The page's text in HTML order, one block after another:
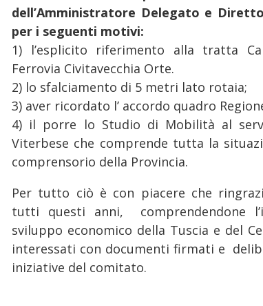
dell’Amministratore Delegato e
per i seguenti motivi:
1) l’esplicito riferimento alla tratta
Ferrovia Civitavecchia Orte.
2) lo sfalciamento di 5 metri lato rotaia;
3) aver ricordato l’ accordo quadro
4) il porre lo Studio di Mobilità al
Viterbese che comprende tutta la
comprensorio della Provincia.
Per tutto ciò è con piacere che
tutti questi anni, comprendendone
sviluppo economico della Tuscia e del
interessati con documenti firmati e
iniziative del comitato.